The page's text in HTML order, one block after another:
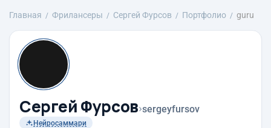
Главная Фрилансеры Сергей Фурсов Портфолио guru
Сергей Фурсов›sergeyfursov
Нейросаммари